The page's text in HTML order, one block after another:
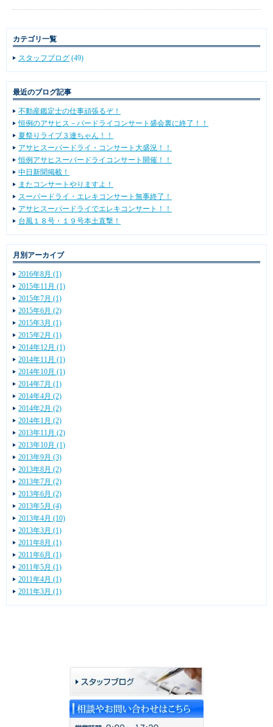
カテゴリ一覧
スタッフブログ (49)
最近のブログ記事
不動産鑑定士の仕事頑張るぞ！
恒例のアサヒス－パードライコンサート盛会裏に終了！！
夏祭りライブ３連ちゃん！！
アサヒスーパードライ・コンサート大盛況！！
恒例アサヒスーパードライコンサート開催！！
中日新聞掲載！
またコンサートやりますよ！
スーパードライ・エレキコンサート無事終了！
アサヒスーパードライでエレキコンサート！！
台風１８号・１９号本土直撃！
月別アーカイブ
2016年8月 (1)
2015年11月 (1)
2015年7月 (1)
2015年6月 (2)
2015年3月 (1)
2015年2月 (1)
2014年12月 (1)
2014年11月 (1)
2014年10月 (1)
2014年7月 (1)
2014年4月 (2)
2014年2月 (2)
2014年1月 (2)
2013年11月 (2)
2013年10月 (1)
2013年9月 (3)
2013年8月 (2)
2013年7月 (2)
2013年6月 (2)
2013年5月 (4)
2013年4月 (10)
2013年3月 (1)
2011年8月 (1)
2011年6月 (1)
2011年5月 (1)
2011年4月 (1)
2011年3月 (1)